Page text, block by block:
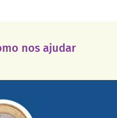
nos ajudar